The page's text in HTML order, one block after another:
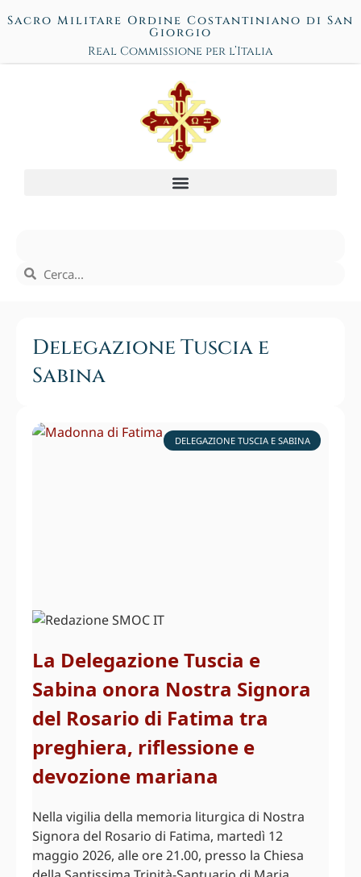
Sacro Militare Ordine Costantiniano di San
Giorgio
Real Commissione per l’Italia
Delegazione Tuscia e
Sabina
DELEGAZIONE TUSCIA E SABINA
La Delegazione Tuscia e
Sabina onora Nostra Signora
del Rosario di Fatima tra
preghiera, riflessione e
devozione mariana
Nella vigilia della memoria liturgica di Nostra
Signora del Rosario di Fatima, martedì 12
maggio 2026, alle ore 21.00, presso la Chiesa